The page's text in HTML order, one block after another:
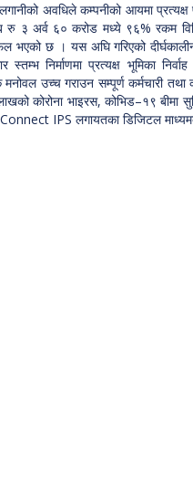
अवधिले कम्पनीको आयमा प्रत्यक्ष
३ अर्व ६० करोड मध्ये ९६% रकम
भएको छ । यस अघि गरिएको
स्तम्भ निर्माणमा प्रत्यक्ष भूमिका
उच्च गराउन सम्पूर्ण कर्मचारी तथा
कोरोना भाइरस, कोभिड–१९ बीमा
IPS लगायतका डिजिटल